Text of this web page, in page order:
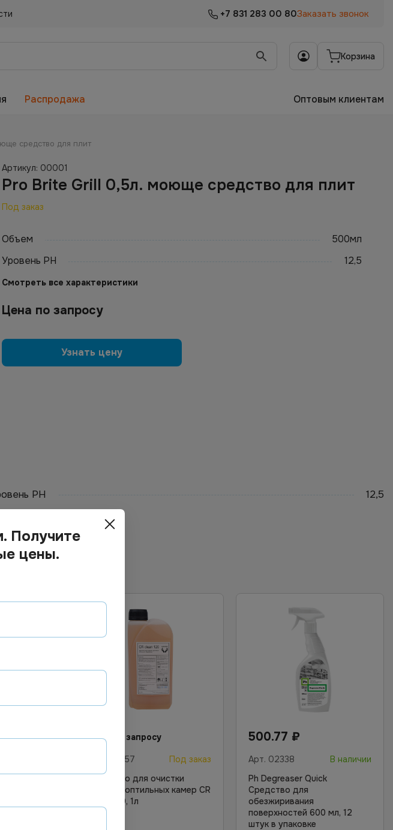
+7 831 283 00 80Заказать звонок
Корзина
Распродажа Оптовым клиентам
средство для плит
Артикул: 00001
Pro Brite Grill 0,5л. моюще средство для плит
Под заказ
Объем
500мл
Уровень PH
12,5
Смотреть все характеристики
Цена по запросу
Узнать цену
PH 12,5
Цена по запросу
02357
Под заказ
Средство для очистки
грилей, коптильных камер CR
clean 120, 1л
500.77 ₽
Арт. 02338
В наличии
Ph Degreaser Quick
Средство для
обезжиривания
поверхностей 600 мл, 12
штук в упаковке
Получите
цены.